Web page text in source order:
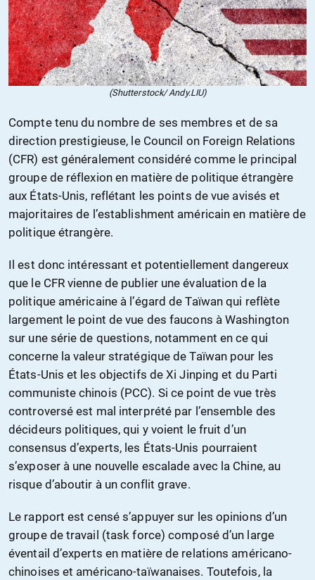
(Shutterstock/ Andy.LIU)
Compte tenu du nombre de ses membres et de sa
direction prestigieuse, le Council on Foreign Relations
(CFR) est généralement considéré comme le principal
groupe de réflexion en matière de politique étrangère
aux États-Unis, reflétant les points de vue avisés et
majoritaires de l’establishment américain en matière de
politique étrangère.
Il est donc intéressant et potentiellement dangereux
que le CFR vienne de publier une évaluation de la
politique américaine à l’égard de Taïwan qui reflète
largement le point de vue des faucons à Washington
sur une série de questions, notamment en ce qui
concerne la valeur stratégique de Taïwan pour les
États-Unis et les objectifs de Xi Jinping et du Parti
communiste chinois (PCC). Si ce point de vue très
controversé est mal interprété par l’ensemble des
décideurs politiques, qui y voient le fruit d’un
consensus d’experts, les États-Unis pourraient
s’exposer à une nouvelle escalade avec la Chine, au
risque d’aboutir à un conflit grave.
Le rapport est censé s’appuyer sur les opinions d’un
groupe de travail (task force) composé d’un large
éventail d’experts en matière de relations américano-
chinoises et américano-taïwanaises. Toutefois, la